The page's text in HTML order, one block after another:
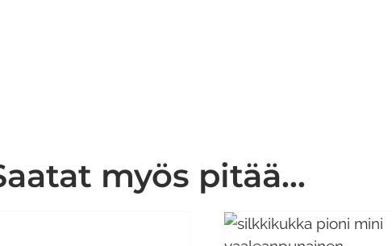
myös pitää...
LISÄÄ